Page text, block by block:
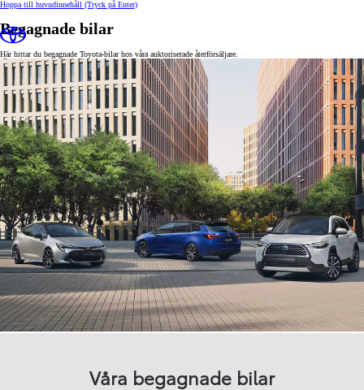
Hoppa till huvudinnehåll (Tryck på Enter)
Begagnade bilar
Här hittar du begagnade Toyota-bilar hos våra auktoriserade återförsäljare.
Våra begagnade bilar